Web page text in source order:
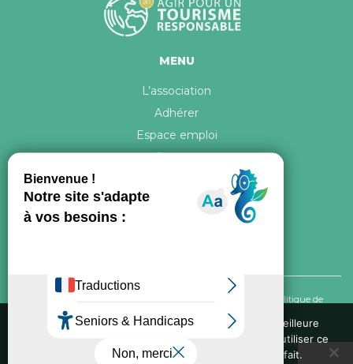
MENU
L’association
Adhérer
Espace emploi
Contact
Politique de
confidentialité
Conception graphique, iconographie et développement de ce site réalisés par
Nous utilisons des cookies pour vous garantir la meilleure
expérience sur notre site web. Si vous continuez à utiliser ce
site, nous supposerons que vous en êtes satisfait.